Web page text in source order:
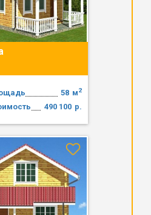
м2
58
р.
490 100